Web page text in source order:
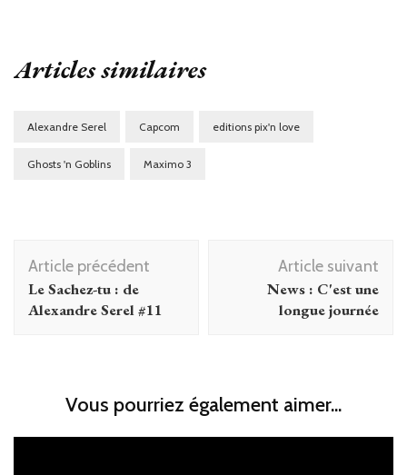
Articles similaires
Alexandre Serel Capcom editions pix'n love
Ghosts 'n Goblins Maximo 3
Navigation
d'article
Article précédent
Le Sachez-tu : de
Alexandre Serel #11
Article suivant
News : C'est une
longue journée
Vous pourriez également aimer...